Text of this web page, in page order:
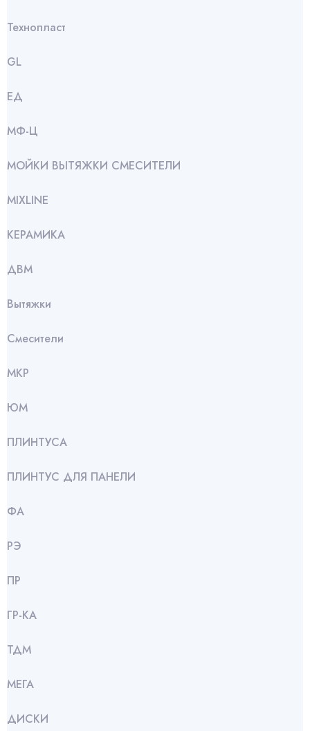
Технопласт
GL
ЕД
МФ-Ц
МОЙКИ ВЫТЯЖКИ СМЕСИТЕЛИ
МIXLINE
КЕРАМИКА
ДВМ
Вытяжки
Смесители
МКР
ЮМ
ПЛИНТУСА
ПЛИНТУС ДЛЯ ПАНЕЛИ
ФА
РЭ
ПР
ГР-КА
ТДМ
МЕГА
ДИСКИ